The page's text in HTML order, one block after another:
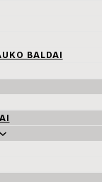
BALDAI